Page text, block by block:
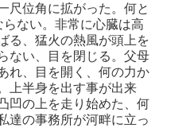
尺位角に拡がった。何と
ない。非常に心臓は高
る、猛火の熱風が頭上を
ない、目を閉じる。父母
れ、目を開く、何の力か
上半身を出す事が出来
凹の上を走り始めた、何
達の事務所が河畔に立っ